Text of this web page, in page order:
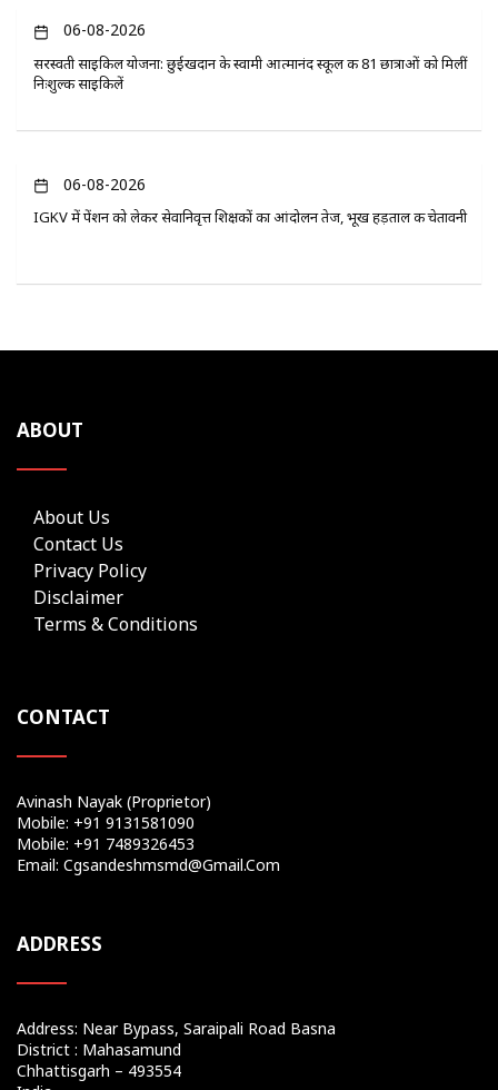
06-08-2026
सरस्वती साइकिल योजना: छुईखदान के स्वामी आत्मानंद स्कूल की 81 छात्राओं को मिलीं
निःशुल्क साइकिलें
06-08-2026
IGKV में पेंशन को लेकर सेवानिवृत्त शिक्षकों का आंदोलन तेज, भूख हड़ताल की चेतावनी
ABOUT
About Us
Contact Us
Privacy Policy
Disclaimer
Terms & Conditions
CONTACT
Avinash Nayak (Proprietor)
Mobile: +91 9131581090
Mobile: +91 7489326453
Email: Cgsandeshmsmd@gmail.com
ADDRESS
Address: Near Bypass, Saraipali Road Basna
District : Mahasamund
Chhattisgarh – 493554